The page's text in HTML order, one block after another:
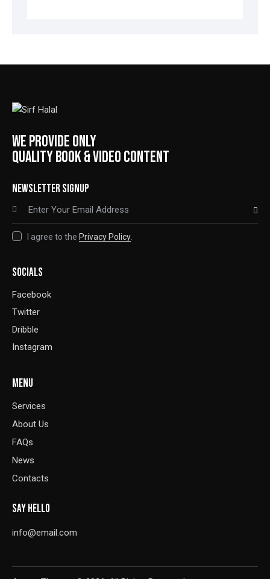
WE PROVIDE ONLY
QUALITY BOOK & VIDEO CONTENT
NEWSLETTER SIGNUP
SUBSCRIBE
I agree to the Privacy Policy
SOCIALS
Facebook
Twitter
Dribble
Instagram
MENU
Services
About Us
FAQs
News
Contacts
SAY HELLO
info@email.com